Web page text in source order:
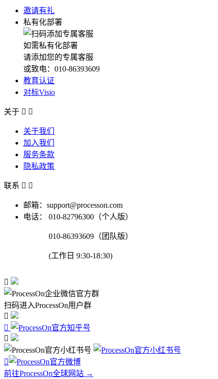
邀请有礼
私有化部署
如需私有化部署
请添加您的专属客服
或致电：010-86393609
教育认证
对标Visio
关于  
关于我们
加入我们
服务条款
隐私政策
联系  
邮箱：support@processon.com
电话：
010-82796300（个人版）
010-86393609（团队版）
(工作日 9:30-18:30)

扫码进入ProcessOn用户群




前往ProcessOn全球网站 →